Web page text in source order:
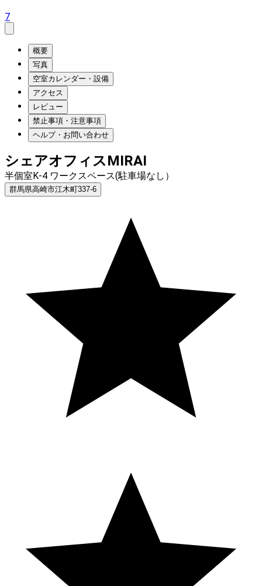
7
概要
写真
空室カレンダー・設備
アクセス
レビュー
禁止事項・注意事項
ヘルプ・お問い合わせ
シェアオフィスMIRAI
半個室K-4 ワークスペース(駐車場なし）
群馬県高崎市江木町337-6